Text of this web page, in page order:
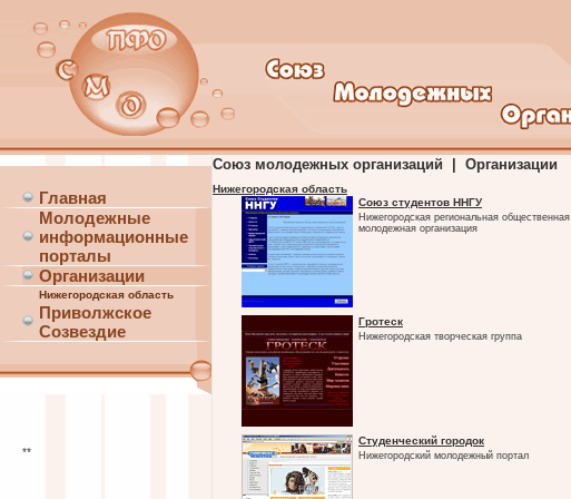
Главная
Молодежные
информационные
порталы
Организации
Нижегородская область
Приволжское
Созвездие
**
Союз молодежных организаций | Организации
Нижегородская область
Союз студентов ННГУ
Нижегородская региональная общественная
молодежная организация
Гротеск
Нижегородская творческая группа
Студенческий городок
Нижегородский молодежный портал